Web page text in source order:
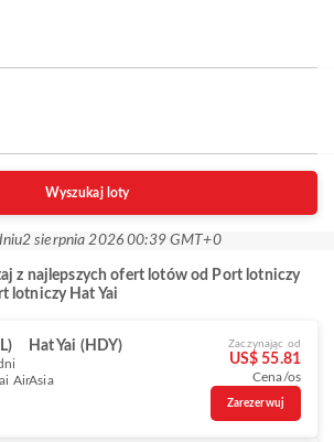
Wyszukaj loty
2 sierpnia 2026 00:39 GMT+0
z najlepszych ofert lotów od Port lotniczy
lotniczy Hat Yai
Hat Yai (HDY)
AirAsia
Zaczynając od
US$ 55.81
Cena/os
Zarezerwuj